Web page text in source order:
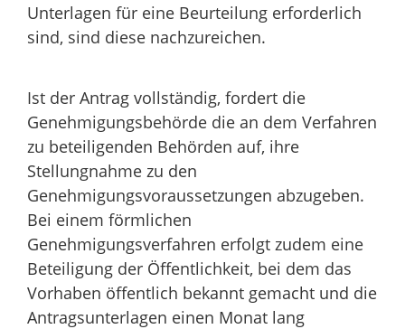
Unterlagen für eine Beurteilung erforderlich
sind, sind diese nachzureichen.
Ist der Antrag vollständig, fordert die
Genehmigungsbehörde die an dem Verfahren
zu beteiligenden Behörden auf, ihre
Stellungnahme zu den
Genehmigungsvoraussetzungen abzugeben.
Bei einem förmlichen
Genehmigungsverfahren erfolgt zudem eine
Beteiligung der Öffentlichkeit, bei dem das
Vorhaben öffentlich bekannt gemacht und die
Antragsunterlagen einen Monat lang